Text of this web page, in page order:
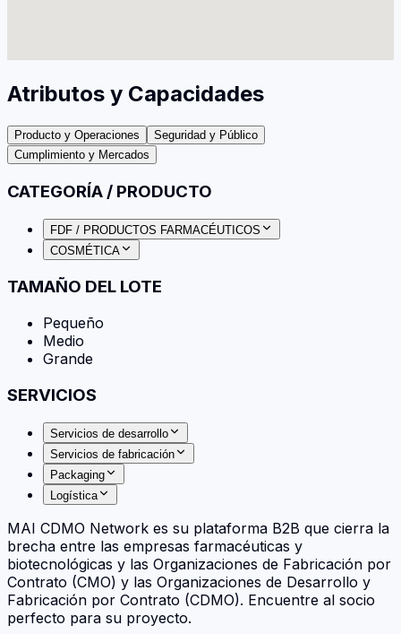
Atributos y Capacidades
Producto y Operaciones
Seguridad y Público
Cumplimiento y Mercados
CATEGORÍA / PRODUCTO
FDF / PRODUCTOS FARMACÉUTICOS
COSMÉTICA
TAMAÑO DEL LOTE
Pequeño
Medio
Grande
SERVICIOS
Servicios de desarrollo
Servicios de fabricación
Packaging
Logística
MAI CDMO Network es su plataforma B2B que cierra la
brecha entre las empresas farmacéuticas y
biotecnológicas y las Organizaciones de Fabricación por
Contrato (CMO) y las Organizaciones de Desarrollo y
Fabricación por Contrato (CDMO). Encuentre al socio
perfecto para su proyecto.